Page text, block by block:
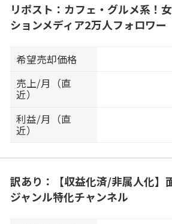
リポスト：カフェ・グルメ系！
ションメディア2万人フォロワー
希望売却価格
売上/月（直
近）
利益/月（直
近）
訳あり：【収益化済/非属人化】
ジャンル特化チャンネル